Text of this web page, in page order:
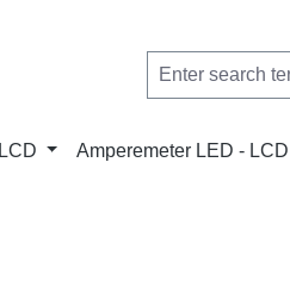
Amperemeter LED - LCD